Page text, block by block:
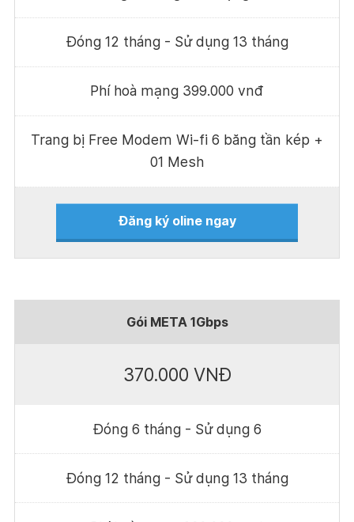
Đóng 12 tháng - Sử dụng 13 tháng
Phí hoà mạng 399.000 vnđ
Trang bị Free Modem Wi-fi 6 băng tần kép +
01 Mesh
Đăng ký oline ngay
Gói META 1Gbps
370.000 VNĐ
Đóng 6 tháng - Sử dụng 6
Đóng 12 tháng - Sử dụng 13 tháng